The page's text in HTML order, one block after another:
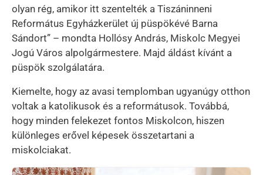
olyan rég, amikor itt szentelték a Tiszáninneni
Református Egyházkerület új püspökévé Barna
Sándort” – mondta Hollósy András, Miskolc Megyei
Jogú Város alpolgármestere. Majd áldást kívánt a
püspök szolgálatára.
Kiemelte, hogy az avasi templomban ugyanúgy otthon
voltak a katolikusok és a reformátusok. Továbbá,
hogy minden felekezet fontos Miskolcon, hiszen
különleges erővel képesek összetartani a
miskolciakat.